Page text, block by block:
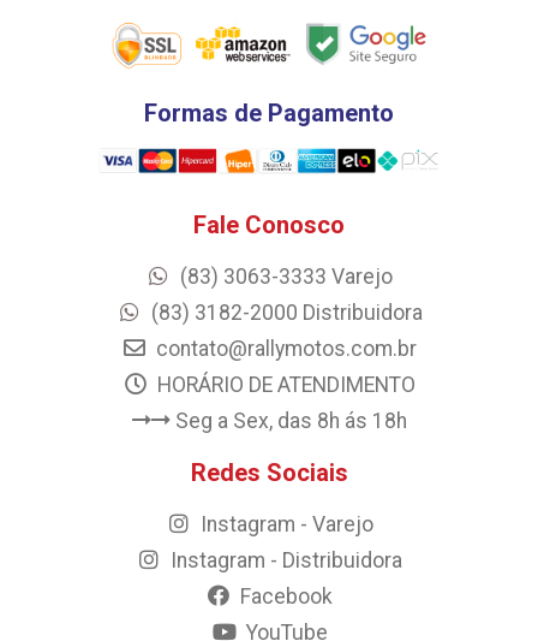
Formas de Pagamento
Fale Conosco
(83) 3063-3333 Varejo
(83) 3182-2000 Distribuidora
contato@rallymotos.com.br
HORÁRIO DE ATENDIMENTO
Seg a Sex, das 8h ás 18h
Redes Sociais
Instagram - Varejo
Instagram - Distribuidora
Facebook
YouTube